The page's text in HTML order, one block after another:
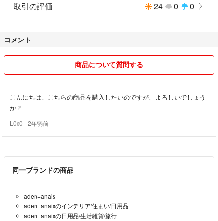
取引の評価 24 0 0
コメント
商品について質問する
こんにちは。こちらの商品を購入したいのですが、よろしいでしょう
か？
L0c0 - 2年弱前
同一ブランドの商品
aden+anais
aden+anaisのインテリア/住まい/日用品
aden+anaisの日用品/生活雑貨/旅行